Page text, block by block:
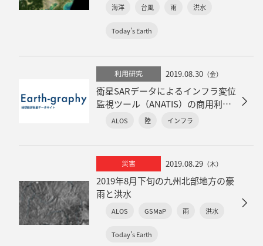
海洋 台風 雨 洪水
Today's Earth
利用研究 2019.08.30 （金）
衛星SARデータによるインフラ変位
監視ツール（ANATIS）の商用利用
事業者の公募について
ALOS 陸 インフラ
災害 2019.08.29 （木）
2019年8月下旬の九州北部地方の豪
雨と洪水
ALOS GSMaP 雨 洪水
Today's Earth